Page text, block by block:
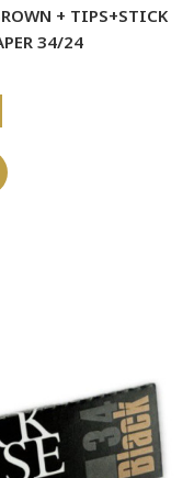
+ TIPS+STICK
34/24